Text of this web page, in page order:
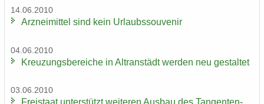
14.06.2010
Arz­nei­mit­tel sind kein Ur­laubs­sou­ve­nir
04.06.2010
Kreu­zungs­be­rei­che in Altran­städt wer­den neu ge­stal­tet
03.06.2010